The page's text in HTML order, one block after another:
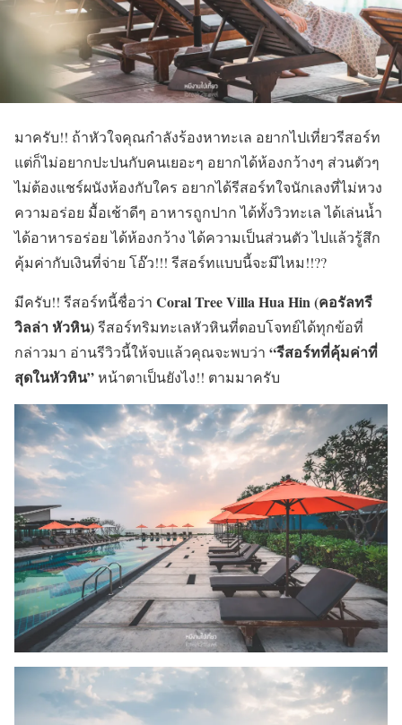
มาครับ!! ถ้าหัวใจคุณกำลังร้องหาทะเล อยากไปเที่ยวรีสอร์ท
แต่ก็ไม่อยากปะปนกับคนเยอะๆ อยากได้ห้องกว้างๆ ส่วนตัวๆ
ไม่ต้องแชร์ผนังห้องกับใคร อยากได้รีสอร์ทใจนักเลงที่ไม่หวง
ความอร่อย มื้อเช้าดีๆ อาหารถูกปาก ได้ทั้งวิวทะเล ได้เล่นน้ำ
ได้อาหารอร่อย ได้ห้องกว้าง ได้ความเป็นส่วนตัว ไปแล้วรู้สึก
คุ้มค่ากับเงินที่จ่าย โอ๊ว!!! รีสอร์ทแบบนี้จะมีไหม!!??
มีครับ!! รีสอร์ทนี้ชื่อว่า Coral Tree Villa Hua Hin (คอรัลทรี
วิลล่า หัวหิน)รีสอร์ทริมทะเลหัวหินที่ตอบโจทย์ได้ทุกข้อที่
กล่าวมา อ่านรีวิวนี้ให้จบแล้วคุณจะพบว่า “รีสอร์ทที่คุ้มค่าที่
สุดในหัวหิน”หน้าตาเป็นยังไง!! ตามมาครับ